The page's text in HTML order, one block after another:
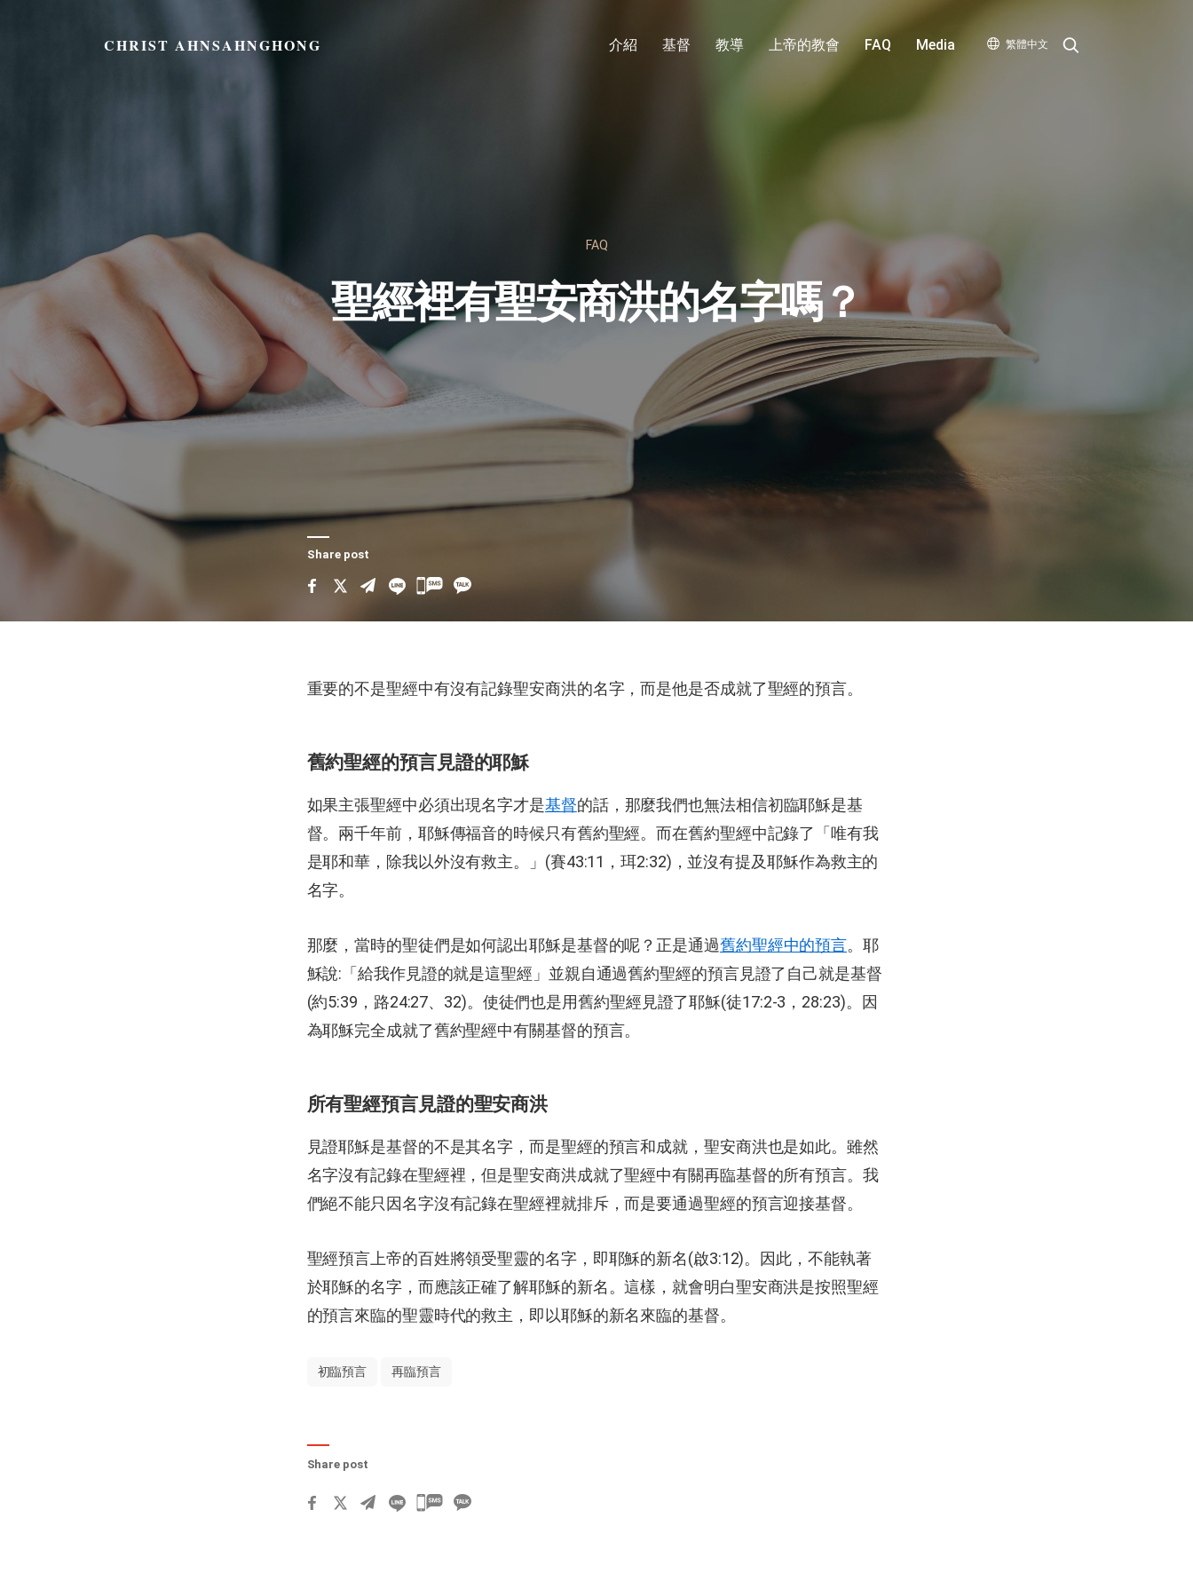
CHRIST AHNSAHNGHONG 介紹 基督 教導 上帝的教會 FAQ Media 繁體中文 Search
FAQ
聖經裡有聖安商洪的名字嗎？
Share post
카
오
유
重要的不是聖經中有沒有記錄聖安商洪的名字，而是他是否成就了聖經的預言。
舊約聖經的預言見證的耶穌
如果主張聖經中必須出現名字才是基督的話，那麼我們也無法相信初臨耶穌是基
督。兩千年前，耶穌傳福音的時候只有舊約聖經。而在舊約聖經中記錄了「唯有我
是耶和華，除我以外沒有救主。」(賽43:11，珥2:32)，並沒有提及耶穌作為救主的
名字。
那麼，當時的聖徒們是如何認出耶穌是基督的呢？正是通過舊約聖經中的預言。耶
穌說:「給我作見證的就是這聖經」並親自通過舊約聖經的預言見證了自己就是基督
(約5:39，路24:27、32)。使徒們也是用舊約聖經見證了耶穌(徒17:2-3，28:23)。因
為耶穌完全成就了舊約聖經中有關基督的預言。
所有聖經預言見證的聖安商洪
見證耶穌是基督的不是其名字，而是聖經的預言和成就，聖安商洪也是如此。雖然
名字沒有記錄在聖經裡，但是聖安商洪成就了聖經中有關再臨基督的所有預言。我
們絕不能只因名字沒有記錄在聖經裡就排斥，而是要通過聖經的預言迎接基督。
聖經預言上帝的百姓將領受聖靈的名字，即耶穌的新名(啟3:12)。因此，不能執著
於耶穌的名字，而應該正確了解耶穌的新名。這樣，就會明白聖安商洪是按照聖經
的預言來臨的聖靈時代的救主，即以耶穌的新名來臨的基督。
初臨預言 再臨預言
Share post
카